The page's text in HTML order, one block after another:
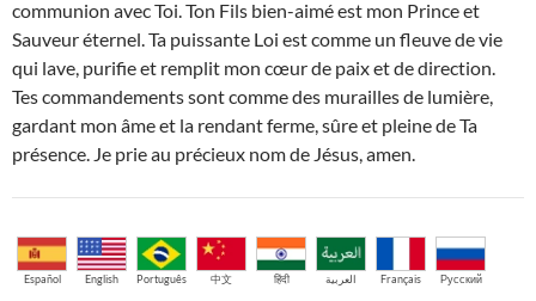
communion avec Toi. Ton Fils bien-aimé est mon Prince et
Sauveur éternel. Ta puissante Loi est comme un fleuve de vie
qui lave, purifie et remplit mon cœur de paix et de direction.
Tes commandements sont comme des murailles de lumière,
gardant mon âme et la rendant ferme, sûre et pleine de Ta
présence. Je prie au précieux nom de Jésus, amen.
Español English Português 中文 हिंदी العربية Français Русский